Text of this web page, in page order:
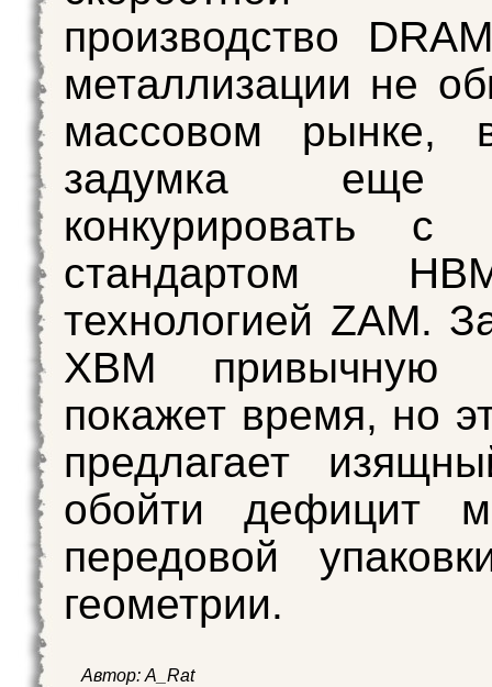
производство
металлизации не
массовом рынке,
задумка еще
конкурировать с
стандартом
технологией ZAM.
XBM
покажет время, но
предлагает
обойти дефицит
передовой
геометрии.
Автор: A_Rat